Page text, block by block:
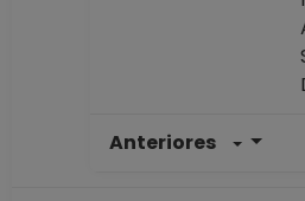
Anteriores